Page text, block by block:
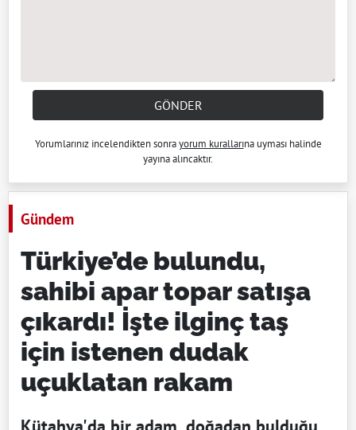
GÖNDER
Yorumlarınız incelendikten sonrayorum kurallarına uyması halinde
yayına alıncaktır.
Gündem
Türkiye’de bulundu,
sahibi apar topar satışa
çıkardı! İşte ilginç taş
için istenen dudak
uçuklatan rakam